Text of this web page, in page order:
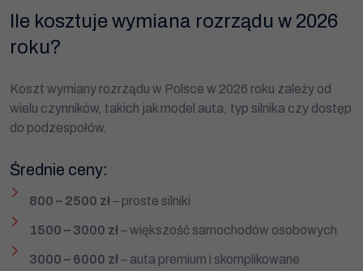
Ile kosztuje wymiana rozrządu w 2026
roku?
Koszt wymiany rozrządu w Polsce w 2026 roku zależy od
wielu czynników, takich jak model auta, typ silnika czy dostęp
do podzespołów.
Średnie ceny:
800 – 2500 zł– proste silniki
1500 – 3000 zł– większość samochodów osobowych
3000 – 6000 zł– auta premium i skomplikowane